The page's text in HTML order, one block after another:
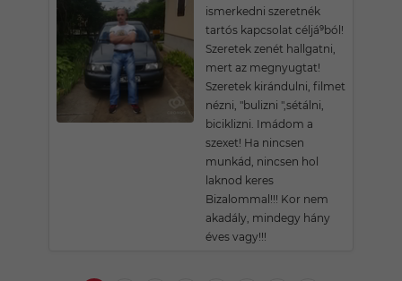
ismerkedni szeretnék
tartós kapcsolat céljá⁹ból!
Szeretek zenét hallgatni,
mert az megnyugtat!
Szeretek kirándulni, filmet
nézni, "bulizni ",sétálni,
biciklizni. Imádom a
szexet! Ha nincsen
munkád, nincsen hol
laknod keres
Bizalommal!!! Kor nem
akadály, mindegy hány
éves vagy!!!